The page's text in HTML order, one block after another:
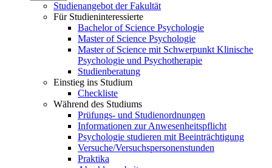
Studienangebot der Fakultät
Für Studieninteressierte
Bachelor of Science Psychologie
Master of Science Psychologie
Master of Science mit Schwerpunkt Klinische
Psychologie und Psychotherapie
Studienberatung
Einstieg ins Studium
Checkliste
Während des Studiums
Prüfungs- und Studienordnungen
Informationen zur Anwesenheitspflicht
Psychologie studieren mit Beeinträchtigung
Versuche/Versuchspersonenstunden
Praktika